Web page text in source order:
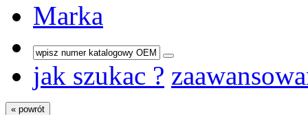
Marka
jak szukac ?
« powrót